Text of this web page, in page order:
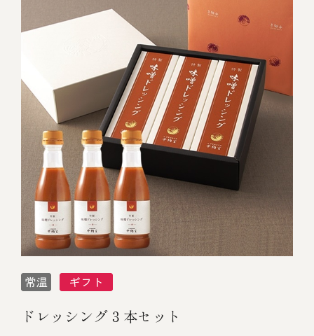
ドレッシング３本セット